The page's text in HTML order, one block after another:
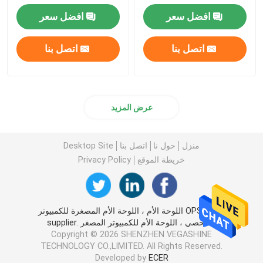
افضل سعر
اتصل بنا
افضل سعر
اتصل بنا
عرض المزيد
منزل حول نا اتصل بنا
Desktop Site
خريطة الموقع
Privacy Policy
الصين OPS اللوحة الأم ، اللوحة الأم المصغرة للكمبيوتر
الشخصي ، اللوحة الأم للكمبيوتر المصغر supplier.
Copyright © 2026 SHENZHEN VEGASHINE
TECHNOLOGY CO.,LIMITED. All Rights Reserved.
Developed by ECER